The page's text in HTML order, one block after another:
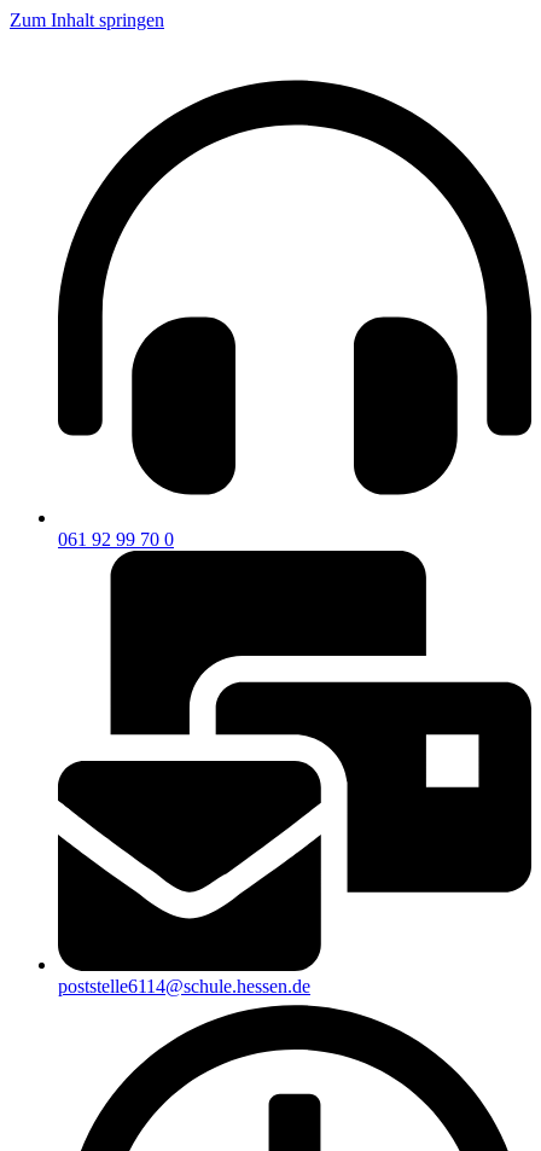
Zum Inhalt springen
061 92 99 70 0
poststelle6114@schule.hessen.de